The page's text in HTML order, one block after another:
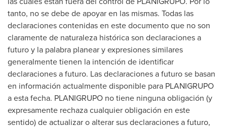
tanto, no se debe de apoyar en las mismas. Todas las
declaraciones contenidas en este documento que no son
claramente de naturaleza histórica son declaraciones a
futuro y la palabra planear y expresiones similares
generalmente tienen la intención de identificar
declaraciones a futuro. Las declaraciones a futuro se basan
en información actualmente disponible para PLANIGRUPO
a esta fecha. PLANIGRUPO no tiene ninguna obligación (y
expresamente rechaza cualquier obligación en este
sentido) de actualizar o alterar sus declaraciones a futuro,